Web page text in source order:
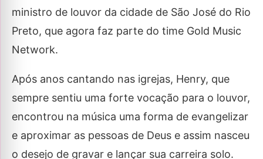
ministro de louvor da cidade de São José do Rio
Preto, que agora faz parte do time Gold Music
Network.
Após anos cantando nas igrejas, Henry, que
sempre sentiu uma forte vocação para o louvor,
encontrou na música uma forma de evangelizar
e aproximar as pessoas de Deus e assim nasceu
o desejo de gravar e lançar sua carreira solo.